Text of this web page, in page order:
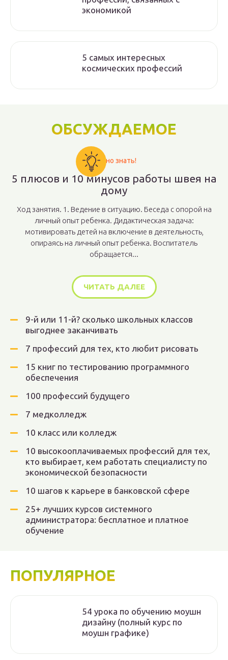
экономикой
5 самых интересных
космических профессий
ОБСУЖДАЕМОЕ
Важно знать!
5 плюсов и 10 минусов работы швея на
дому
Ход занятия. 1. Ведение в ситуацию. Беседа с опорой на
личный опыт ребенка. Дидактическая задача:
мотивировать детей на включение в деятельность,
опираясь на личный опыт ребенка. Воспитатель
обращается...
ЧИТАТЬ ДАЛЕЕ
9-й или 11-й? сколько школьных классов
выгоднее заканчивать
7 профессий для тех, кто любит рисовать
15 книг по тестированию программного
обеспечения
100 профессий будущего
7 медколледж
10 класс или колледж
10 высокооплачиваемых профессий для тех,
кто выбирает, кем работать специалисту по
экономической безопасности
10 шагов к карьере в банковской сфере
25+ лучших курсов системного
администратора: бесплатное и платное
обучение
ПОПУЛЯРНОЕ
54 урока по обучению моушн
дизайну (полный курс по
моушн графике)